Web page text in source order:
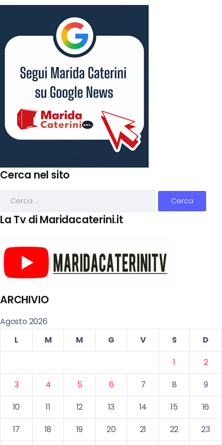
Cerca nel sito
La Tv di Maridacaterini.it
ARCHIVIO
Agosto 2026
L
M M G V S
D
1
2
3
4 5 6 7 8
9
10
11 12 13 14 15
16
17
18 19 20 21 22
23